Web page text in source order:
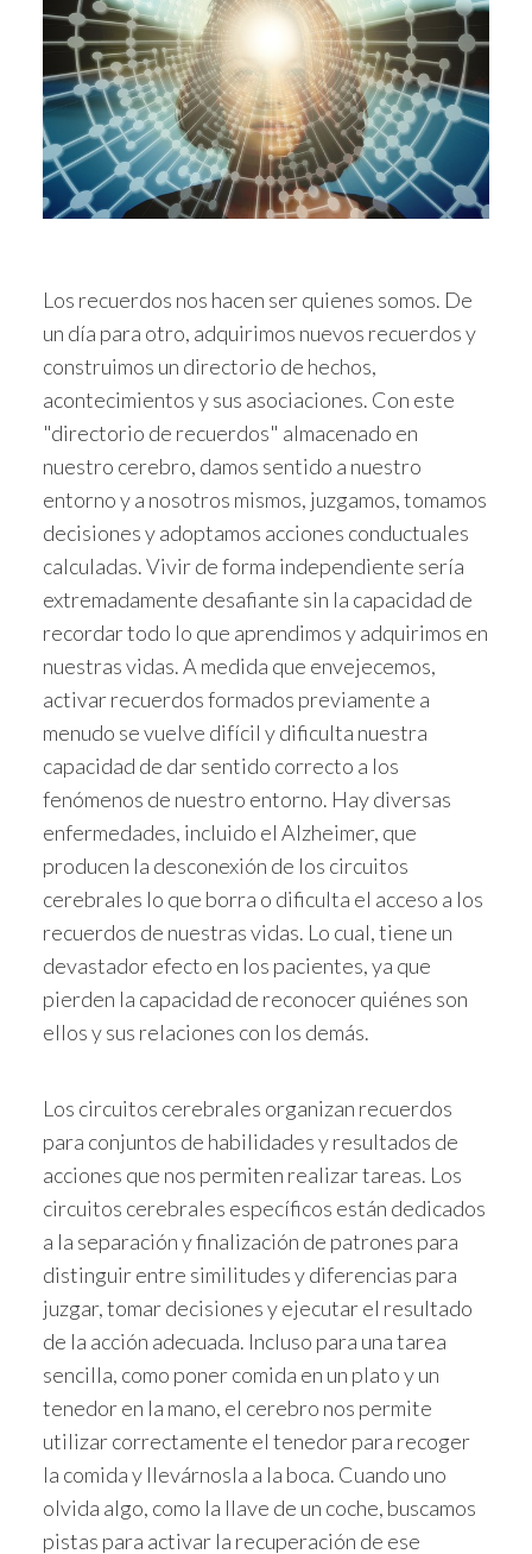
Los recuerdos nos hacen ser quienes somos. De
un día para otro, adquirimos nuevos recuerdos y
construimos un directorio de hechos,
acontecimientos y sus asociaciones. Con este
"directorio de recuerdos" almacenado en
nuestro cerebro, damos sentido a nuestro
entorno y a nosotros mismos, juzgamos, tomamos
decisiones y adoptamos acciones conductuales
calculadas. Vivir de forma independiente sería
extremadamente desafiante sin la capacidad de
recordar todo lo que aprendimos y adquirimos en
nuestras vidas. A medida que envejecemos,
activar recuerdos formados previamente a
menudo se vuelve difícil y dificulta nuestra
capacidad de dar sentido correcto a los
fenómenos de nuestro entorno. Hay diversas
enfermedades, incluido el Alzheimer, que
producen la desconexión de los circuitos
cerebrales lo que borra o dificulta el acceso a los
recuerdos de nuestras vidas. Lo cual, tiene un
devastador efecto en los pacientes, ya que
pierden la capacidad de reconocer quiénes son
ellos y sus relaciones con los demás.
Los circuitos cerebrales organizan recuerdos
para conjuntos de habilidades y resultados de
acciones que nos permiten realizar tareas. Los
circuitos cerebrales específicos están dedicados
a la separación y finalización de patrones para
distinguir entre similitudes y diferencias para
juzgar, tomar decisiones y ejecutar el resultado
de la acción adecuada. Incluso para una tarea
sencilla, como poner comida en un plato y un
tenedor en la mano, el cerebro nos permite
utilizar correctamente el tenedor para recoger
la comida y llevárnosla a la boca. Cuando uno
olvida algo, como la llave de un coche, buscamos
pistas para activar la recuperación de ese